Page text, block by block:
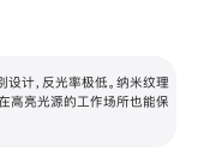
计，反光率极低。纳米纹理
高亮光源的工作场所也能保